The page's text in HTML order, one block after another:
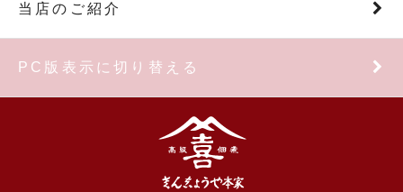
当店のご紹介
PC版表示に切り替える